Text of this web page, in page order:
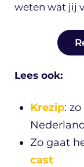
weten wat jij
Lees ook:
Krezip:
Zo gaat
cast